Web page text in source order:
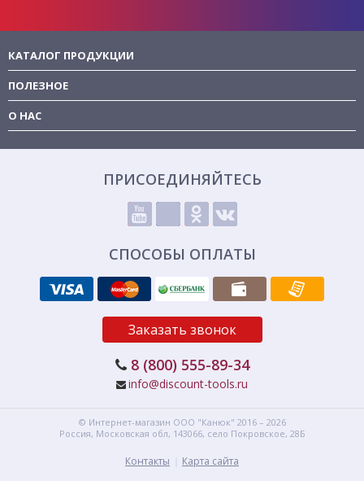
КАТАЛОГ ПРОДУКЦИИ
ПОЛЕЗНОЕ
О НАС
ПРИСОЕДИНЯЙТЕСЬ
СПОСОБЫ ОПЛАТЫ
Заказать звонок
8 (800) 555-89-34
info@discount-tools.ru
© Интернет-магазин ООО "Канюк" 2016 – 2026
Россия, Московская обл, 143066, село Покровское, 28Б
Контакты Карта сайта